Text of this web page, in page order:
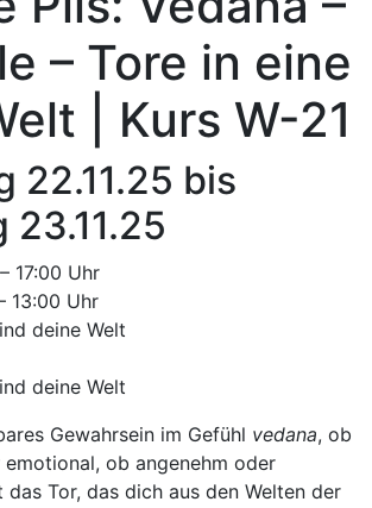
– Tore in eine
| Kurs W-21
22.11.25 bis
23.11.25
17:00 Uhr
13:00 Uhr
deine Welt
deine Welt
Gewahrsein im Gefühl vedana, ob
ob angenehm oder
das Tor, das dich aus den Welten der